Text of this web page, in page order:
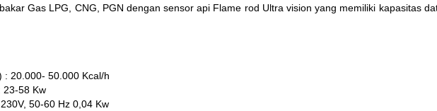
Gas LPG, CNG, PGN dengan sensor api Flame rod Ultra vision yang memiliki kapasitas
: 20.000- 50.000 Kcal/h
23-58 Kw
50-60 Hz 0,04 Kw